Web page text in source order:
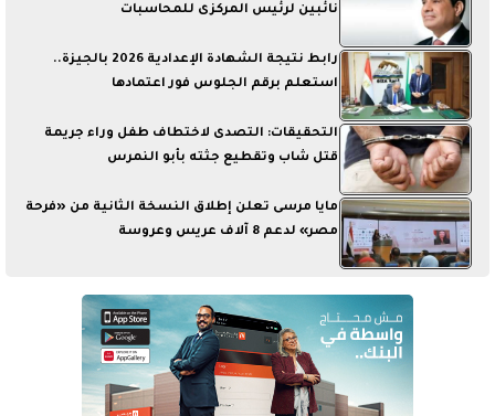
نائبين لرئيس المركزى للمحاسبات
رابط نتيجة الشهادة الإعدادية 2026 بالجيزة..
استعلم برقم الجلوس فور اعتمادها
التحقيقات: التصدى لاختطاف طفل وراء جريمة
قتل شاب وتقطيع جثته بأبو النمرس
مايا مرسى تعلن إطلاق النسخة الثانية من «فرحة
مصر» لدعم 8 آلاف عريس وعروسة